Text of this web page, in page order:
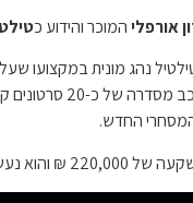
אורפליהמוכר והידוע כ
נהג מונית במקצועו
רוסלנה
החדש.
רני מונצ'ז במאי הסרטונים וצוות השיווק של המתחם.